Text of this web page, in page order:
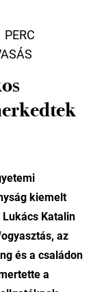
PERC
kiemelt
Katalin
az
és a családon
a